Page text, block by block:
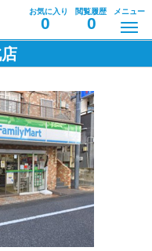
お気に入り
0
閲覧履歴
0
メニュー